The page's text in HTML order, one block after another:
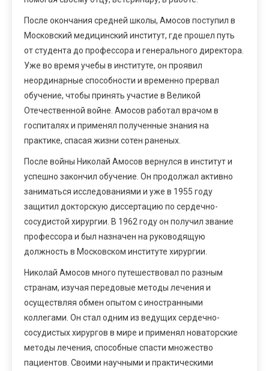
После окончания средней школы, Амосов поступил в
Московский медицинский институт, где прошел путь
от студента до профессора и генерального директора.
Уже во время учебы в институте, он проявил
неординарные способности и временно прервал
обучение, чтобы принять участие в Великой
Отечественной войне. Амосов работал врачом в
госпиталях и применял полученные знания на
практике, спасая жизни сотен раненых.
После войны Николай Амосов вернулся в институт и
успешно закончил обучение. Он продолжал активно
заниматься исследованиями и уже в 1955 году
защитил докторскую диссертацию по сердечно-
сосудистой хирургии. В 1962 году он получил звание
профессора и был назначен на руководящую
должность в Московском институте хирургии.
Николай Амосов много путешествовал по разным
странам, изучая передовые методы лечения и
осуществляя обмен опытом с иностранными
коллегами. Он стал одним из ведущих сердечно-
сосудистых хирургов в мире и применял новаторские
методы лечения, способные спасти множество
пациентов. Своими научными и практическими